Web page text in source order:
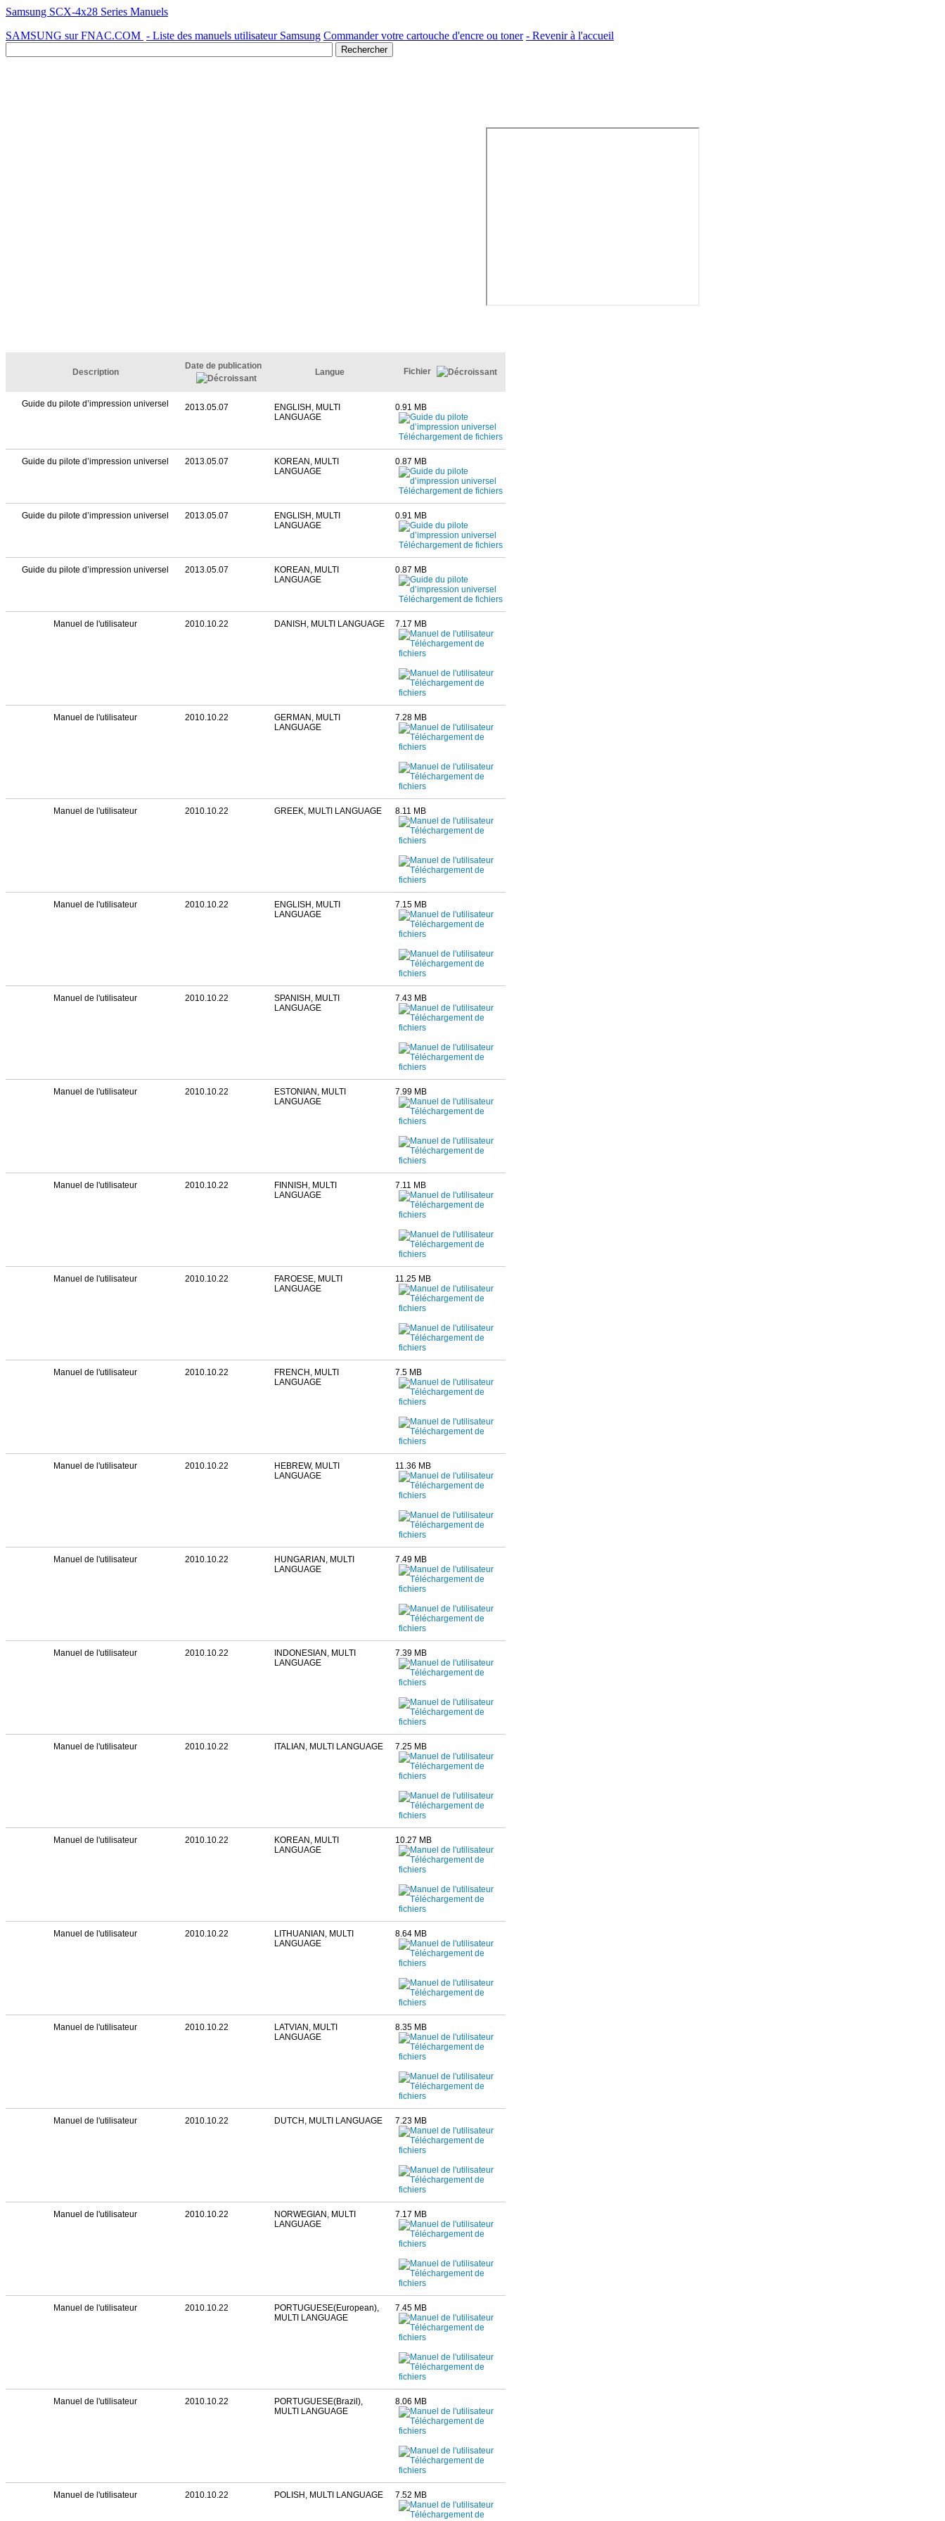
Samsung SCX-4x28 Series Manuels
SAMSUNG sur FNAC.COM - Liste des manuels utilisateur Samsung Commander votre cartouche d'encre ou toner - Revenir à l'accueil
Description
Date de publication
Langue Fichier
Guide du pilote d’impression universel 2013.05.07
ENGLISH, MULTI
LANGUAGE
0.91 MB
Guide du pilote d’impression universel 2013.05.07
KOREAN, MULTI
LANGUAGE
0.87 MB
Guide du pilote d’impression universel 2013.05.07
ENGLISH, MULTI
LANGUAGE
0.91 MB
Guide du pilote d’impression universel 2013.05.07
KOREAN, MULTI
LANGUAGE
0.87 MB
Manuel de l'utilisateur 2010.10.22 DANISH, MULTI LANGUAGE 7.17 MB
Manuel de l'utilisateur 2010.10.22
GERMAN, MULTI
LANGUAGE
7.28 MB
Manuel de l'utilisateur 2010.10.22 GREEK, MULTI LANGUAGE 8.11 MB
Manuel de l'utilisateur 2010.10.22
ENGLISH, MULTI
LANGUAGE
7.15 MB
Manuel de l'utilisateur 2010.10.22
SPANISH, MULTI
LANGUAGE
7.43 MB
Manuel de l'utilisateur 2010.10.22
ESTONIAN, MULTI
LANGUAGE
7.99 MB
Manuel de l'utilisateur 2010.10.22
FINNISH, MULTI
LANGUAGE
7.11 MB
Manuel de l'utilisateur 2010.10.22
FAROESE, MULTI
LANGUAGE
11.25 MB
Manuel de l'utilisateur 2010.10.22
FRENCH, MULTI
LANGUAGE
7.5 MB
Manuel de l'utilisateur 2010.10.22
HEBREW, MULTI
LANGUAGE
11.36 MB
Manuel de l'utilisateur 2010.10.22
HUNGARIAN, MULTI
LANGUAGE
7.49 MB
Manuel de l'utilisateur 2010.10.22
INDONESIAN, MULTI
LANGUAGE
7.39 MB
Manuel de l'utilisateur 2010.10.22 ITALIAN, MULTI LANGUAGE 7.25 MB
Manuel de l'utilisateur 2010.10.22
KOREAN, MULTI
LANGUAGE
10.27 MB
Manuel de l'utilisateur 2010.10.22
LITHUANIAN, MULTI
LANGUAGE
8.64 MB
Manuel de l'utilisateur 2010.10.22
LATVIAN, MULTI
LANGUAGE
8.35 MB
Manuel de l'utilisateur 2010.10.22 DUTCH, MULTI LANGUAGE 7.23 MB
Manuel de l'utilisateur 2010.10.22
NORWEGIAN, MULTI
LANGUAGE
7.17 MB
Manuel de l'utilisateur 2010.10.22
PORTUGUESE(European),
MULTI LANGUAGE
7.45 MB
Manuel de l'utilisateur 2010.10.22
PORTUGUESE(Brazil),
MULTI LANGUAGE
8.06 MB
Manuel de l'utilisateur 2010.10.22 POLISH, MULTI LANGUAGE 7.52 MB